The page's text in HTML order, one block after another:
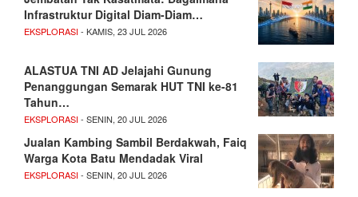
Infrastruktur Digital Diam-Diam…
EKSPLORASI- KAMIS, 23 JUL 2026
ALASTUA TNI AD Jelajahi Gunung
Penanggungan Semarak HUT TNI ke-81
Tahun…
EKSPLORASI- SENIN, 20 JUL 2026
Jualan Kambing Sambil Berdakwah, Faiq
Warga Kota Batu Mendadak Viral
EKSPLORASI- SENIN, 20 JUL 2026